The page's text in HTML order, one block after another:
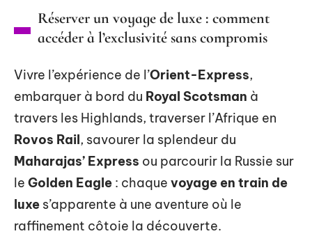
Réserver un voyage de luxe : comment
accéder à l’exclusivité sans compromis
Vivre l’expérience de l’Orient-Express,
embarquer à bord du Royal Scotsman à
travers les Highlands, traverser l’Afrique en
Rovos Rail, savourer la splendeur du
Maharajas’ Express ou parcourir la Russie sur
le Golden Eagle : chaque voyage en train de
luxe s’apparente à une aventure où le
raffinement côtoie la découverte.